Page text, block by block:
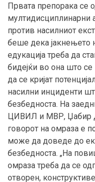
Првата препорака се
мултидисциплинарни
против насилниот
беше дека јакнењето
едукација треба да
бидејќи во она што
да се кријат
насилни инциденти
безбедноста. На
ЦИВИЛ и МВР, Џабир
говорот на омраза е
може да доведе до
безбедноста. „На
омраза треба да се
отворен,